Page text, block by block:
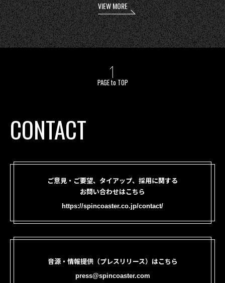
VIEW MORE
PAGE to TOP
CONTACT
ご意見・ご要望、タイアップ、採用に関する
お問い合わせはこちら
https://spincoaster.co.jp/contact/
音源・情報提供（プレスリリース）はこちら
press@spincoaster.com